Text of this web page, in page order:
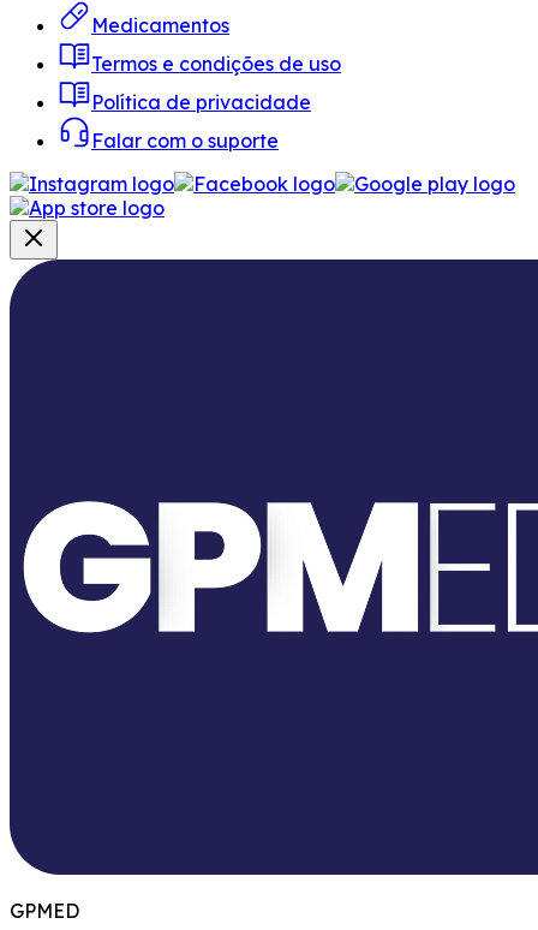
Medicamentos
Termos e condições de uso
Política de privacidade
Falar com o suporte
GPMED